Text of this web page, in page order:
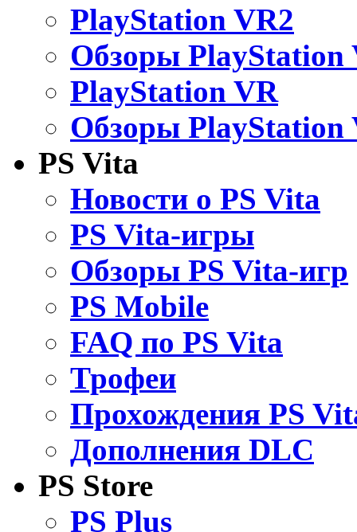
PlayStation VR2
Обзоры PlayStation
PlayStation VR
Обзоры PlayStation
PS Vita
Новости о PS Vita
PS Vita-игры
Обзоры PS Vita-игр
PS Mobile
FAQ по PS Vita
Трофеи
Прохождения PS
Дополнения DLC
PS Store
PS Plus